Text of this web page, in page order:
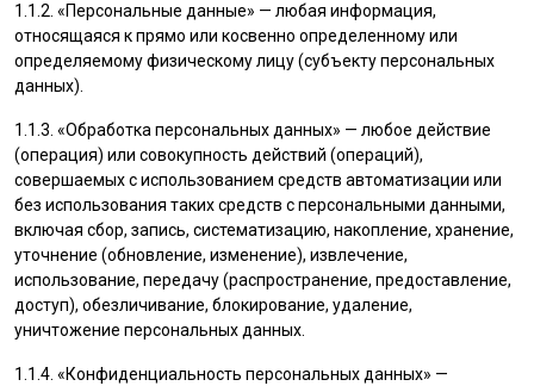
1.1.2. «Персональные данные» — любая информация,
относящаяся к прямо или косвенно определенному или
определяемому физическому лицу (субъекту персональных
данных).
1.1.3. «Обработка персональных данных» — любое действие
(операция) или совокупность действий (операций),
совершаемых с использованием средств автоматизации или
без использования таких средств с персональными данными,
включая сбор, запись, систематизацию, накопление, хранение,
уточнение (обновление, изменение), извлечение,
использование, передачу (распространение, предоставление,
доступ), обезличивание, блокирование, удаление,
уничтожение персональных данных.
1.1.4. «Конфиденциальность персональных данных» —